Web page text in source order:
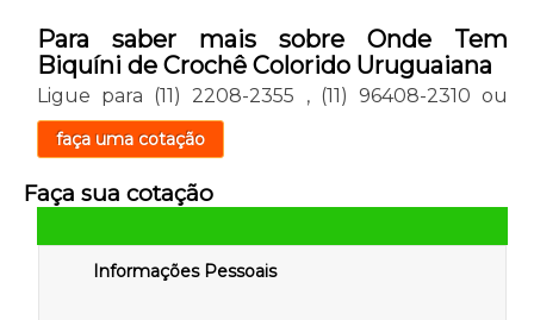
Para saber mais sobre Onde Tem
Biquíni de Crochê Colorido Uruguaiana
Ligue para (11) 2208-2355 , (11) 96408-2310 ou
faça uma cotação
Faça sua cotação
Informações Pessoais